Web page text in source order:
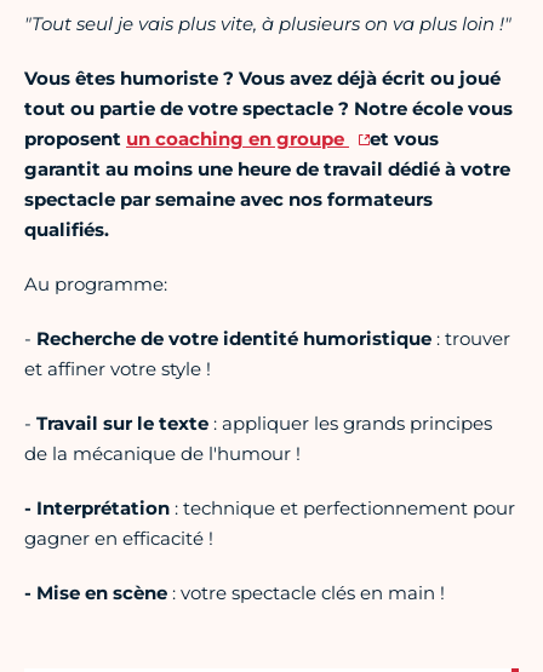
"Tout seul je vais plus vite, à plusieurs on va plus loin !"
Vous êtes humoriste ? Vous avez déjà écrit ou joué
tout ou partie de votre spectacle ? Notre école vous
proposent un coaching en groupe
et vous
garantit au moins une heure de travail dédié à votre
spectacle par semaine avec nos formateurs
qualifiés.
Au programme:
- Recherche de votre identité humoristique : trouver
et affiner votre style !
- Travail sur le texte : appliquer les grands principes
de la mécanique de l'humour !
- Interprétation : technique et perfectionnement pour
gagner en efficacité !
- Mise en scène : votre spectacle clés en main !